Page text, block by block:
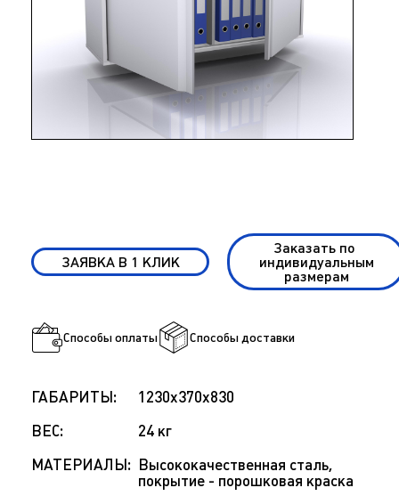
ЗАЯВКА В 1 КЛИК
Заказать по
индивидуальным
размерам
Способы оплаты Способы доставки
ГАБАРИТЫ:
1230х370х830
ВЕС:
24 кг
МАТЕРИАЛЫ: Высококачественная сталь,
покрытие - порошковая краска